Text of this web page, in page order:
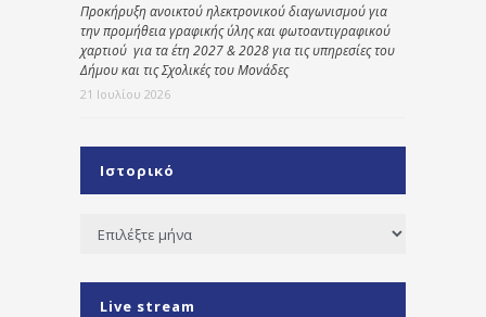
Προκήρυξη ανοικτού ηλεκτρονικού διαγωνισμού για
την προμήθεια γραφικής ύλης και φωτοαντιγραφικού
χαρτιού για τα έτη 2027 & 2028 για τις υπηρεσίες του
Δήμου και τις Σχολικές του Μονάδες
21 Ιουλίου 2026
Ιστορικό
Ιστορικό
Live stream